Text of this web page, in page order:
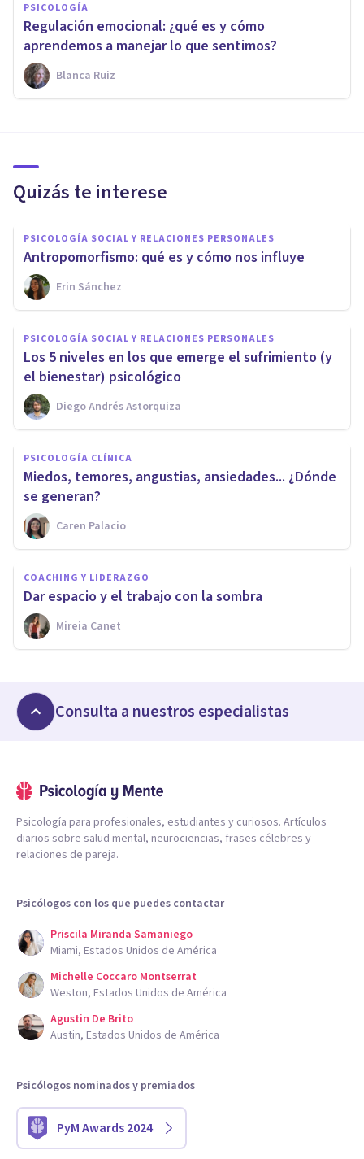
PSICOLOGÍA
Regulación emocional: ¿qué es y cómo
aprendemos a manejar lo que sentimos?
Blanca Ruiz
Quizás te interese
PSICOLOGÍA SOCIAL Y RELACIONES PERSONALES
Antropomorfismo: qué es y cómo nos influye
Erin Sánchez
PSICOLOGÍA SOCIAL Y RELACIONES PERSONALES
Los 5 niveles en los que emerge el sufrimiento (y
el bienestar) psicológico
Diego Andrés Astorquiza
PSICOLOGÍA CLÍNICA
Miedos, temores, angustias, ansiedades... ¿Dónde
se generan?
Caren Palacio
COACHING Y LIDERAZGO
Dar espacio y el trabajo con la sombra
Mireia Canet
Consulta a nuestros especialistas
Psicología para profesionales, estudiantes y curiosos. Artículos
diarios sobre salud mental, neurociencias, frases célebres y
relaciones de pareja.
Psicólogos con los que puedes contactar
Priscila Miranda Samaniego
Miami, Estados Unidos de América
Michelle Coccaro Montserrat
Weston, Estados Unidos de América
Agustin De Brito
Austin, Estados Unidos de América
Psicólogos nominados y premiados
PyM Awards 2024